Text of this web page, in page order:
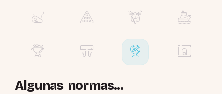
Algunas normas...